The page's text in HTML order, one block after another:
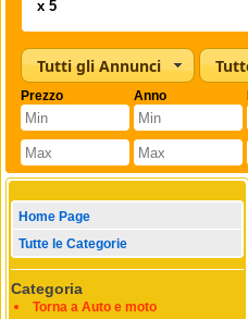
Tutti gli Annunci
Prezzo Anno
Home Page
Tutte le Categorie
Categoria
Torna a Auto e moto